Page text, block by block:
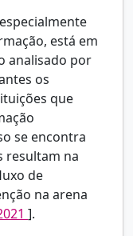
está em
analisado por
os
que
se encontra
resultam na
de
na arena
].